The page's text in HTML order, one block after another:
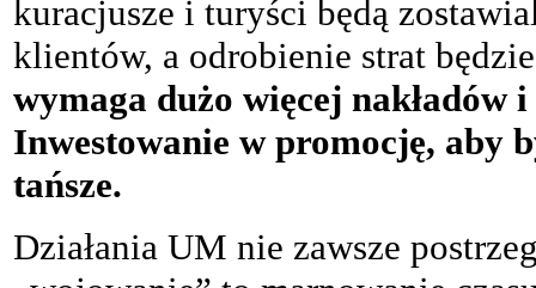
kuracjusze i turyści będą
klientów, a odrobienie strat
wymaga dużo więcej nakładów
Inwestowanie w promocję, aby
tańsze.
Działania UM nie zawsze